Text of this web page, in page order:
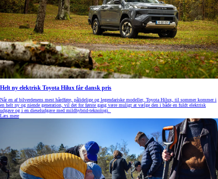
Helt ny elektrisk Toyota Hilux får dansk pris
Når en af bilverdenens mest hårdføre, pålidelige og legendariske modeller, Toyota Hilux, til sommer kommer i
en helt ny og niende generation, vil det for første gang være muligt at vælge den i både en fuldt elektrisk
udgave og i en dieseludgave med mildhybrid-teknologi.
Læs mere